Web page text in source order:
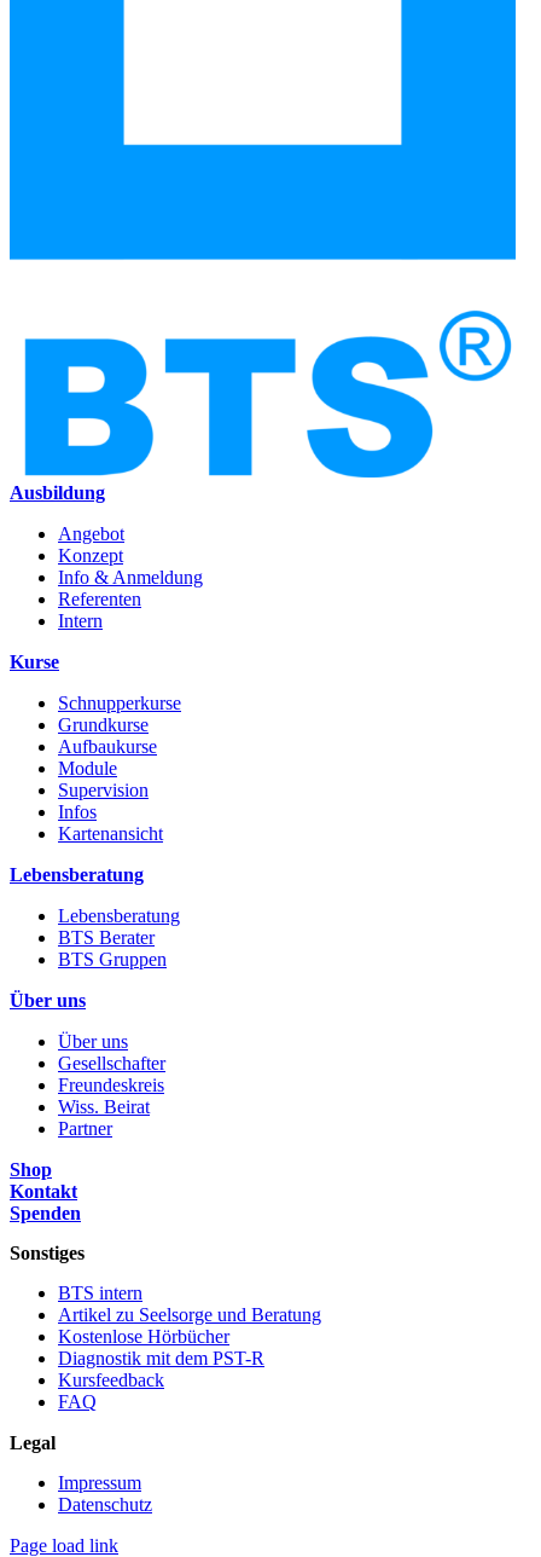
Ausbildung
Angebot
Konzept
Info & Anmeldung
Referenten
Intern
Kurse
Schnupperkurse
Grundkurse
Aufbaukurse
Module
Supervision
Infos
Kartenansicht
Lebensberatung
Lebensberatung
BTS Berater
BTS Gruppen
Über uns
Über uns
Gesellschafter
Freundeskreis
Wiss. Beirat
Partner
Shop
Kontakt
Spenden
Sonstiges
BTS intern
Artikel zu Seelsorge und Beratung
Kostenlose Hörbücher
Diagnostik mit dem PST-R
Kursfeedback
FAQ
Legal
Impressum
Datenschutz
Page load link